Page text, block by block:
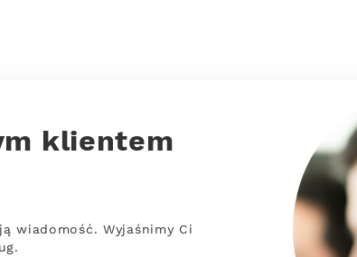
klientem
wiadomość. Wyjaśnimy Ci